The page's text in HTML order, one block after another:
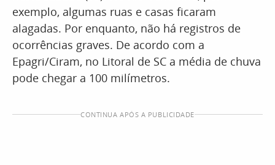
exemplo, algumas ruas e casas ficaram
alagadas. Por enquanto, não há registros de
ocorrências graves. De acordo com a
Epagri/Ciram, no Litoral de SC a média de chuva
pode chegar a 100 milímetros.
CONTINUA APÓS A PUBLICIDADE